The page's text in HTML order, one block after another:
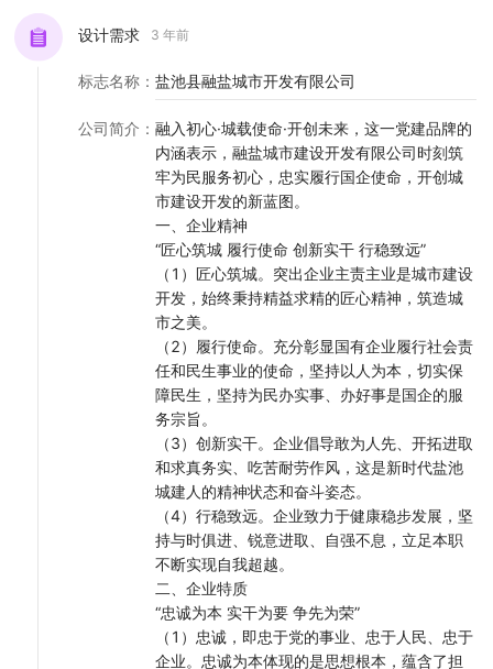
（3）创新实干。企业倡导敢为人先、开拓进取和求真务实、吃苦耐
劳作风，这是新时代盐池城建人的精神状态和奋斗姿态。
（4）行稳致远。企业致力于健康稳步发展，坚持与时俱进、锐意进
取、自强不息，立足本职不断实现自我超越。
“忠诚为本 实干为要 争先为荣”
（1）忠诚，即忠于党的事业、忠于人民、忠于企业。忠诚为本体现
的是思想根本，蕴含了担当、信仰坚定等品质。
（2）实干，即空谈误企，实于兴企，干出一番事业。实干为要体现
的是行动和作风特质，其中蕴含了崇尚务实苦干、反对形式主义等
（3）争先，即积极进取、追求卓越、创优争先。争先为荣体现的是
精神追求，其中蕴含了精益求精、追求卓越、敢为人先等价值导
“责任 担当 高效 进取”
（1）责任。履职尽责不懈怠，笃行作为不停步。
（2）担当。承担更大的责任，永葆干事的担当。
（3）高效。坚持工作高效率，事半功倍抓落实。
（4）进取。千淘万漉虽辛苦，吹尽狂沙始到金。
“用心建设城市、用爱回馈社会、用情服务民生”是城建人的初心和使
命，我们将认真落实县委、县政府的重大决策部署，在国资企业党
委和融盐集团公司的正确带领下，以建设优质工程、规范资产管
理、服务城市供热、提升检测水平、加强污水治理为主要工作任
务，做强企业实力，做优企业品质，做大企业规模，不断提升服务
盐池经济发展和民生福祉的能力水平。
设计需求 3 年前
标志名称 ： 盐池县融盐城市开发有限公司
公司简介 ： 融入初心·城载使命·开创未来，这一党建品牌的
内涵表示，融盐城市建设开发有限公司时刻筑
牢为民服务初心，忠实履行国企使命，开创城
市建设开发的新蓝图。
一、企业精神
“匠心筑城 履行使命 创新实干 行稳致远”
（1）匠心筑城。突出企业主责主业是城市建设
开发，始终秉持精益求精的匠心精神，筑造城
市之美。
（2）履行使命。充分彰显国有企业履行社会责
任和民生事业的使命，坚持以人为本，切实保
障民生，坚持为民办实事、办好事是国企的服
务宗旨。
（3）创新实干。企业倡导敢为人先、开拓进取
和求真务实、吃苦耐劳作风，这是新时代盐池
城建人的精神状态和奋斗姿态。
（4）行稳致远。企业致力于健康稳步发展，坚
持与时俱进、锐意进取、自强不息，立足本职
不断实现自我超越。
二、企业特质
“忠诚为本 实干为要 争先为荣”
（1）忠诚，即忠于党的事业、忠于人民、忠于
企业。忠诚为本体现的是思想根本，蕴含了担